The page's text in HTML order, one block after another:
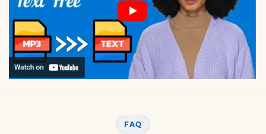
FAQ